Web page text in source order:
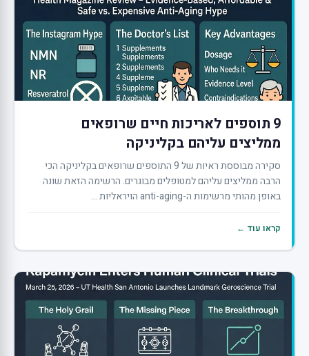
9 תוספים לאריכות חיים שרופאים
ממליצים עליהם בקליניקה
סקירה מבוססת ראיות של 9 התוספים שרופאים בקליניקה הכי
הרבה ממליצים עליהם למטופלים מבוגרים. הרשימה הזאת שונה
באופן מהותי מרשימות ה-anti-aging הויראליות ...
קראו עוד ←